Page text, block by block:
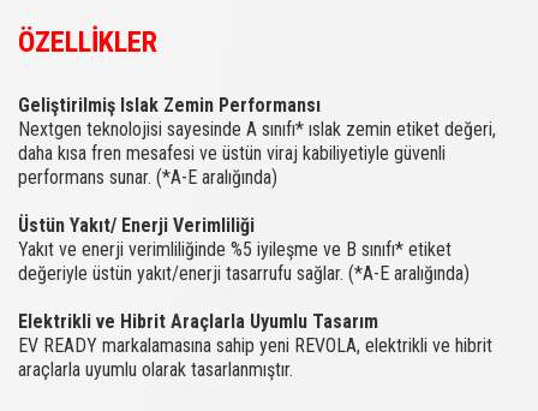
ÖZELLİKLER
Geliştirilmiş Islak Zemin Performansı
Nextgen teknolojisi sayesinde A sınıfı* ıslak zemin etiket değeri,
daha kısa fren mesafesi ve üstün viraj kabiliyetiyle güvenli
performans sunar. (*A-E aralığında)
Üstün Yakıt/ Enerji Verimliliği
Yakıt ve enerji verimliliğinde %5 iyileşme ve B sınıfı* etiket
değeriyle üstün yakıt/enerji tasarrufu sağlar. (*A-E aralığında)
Elektrikli ve Hibrit Araçlarla Uyumlu Tasarım
EV READY markalamasına sahip yeni REVOLA, elektrikli ve hibrit
araçlarla uyumlu olarak tasarlanmıştır.